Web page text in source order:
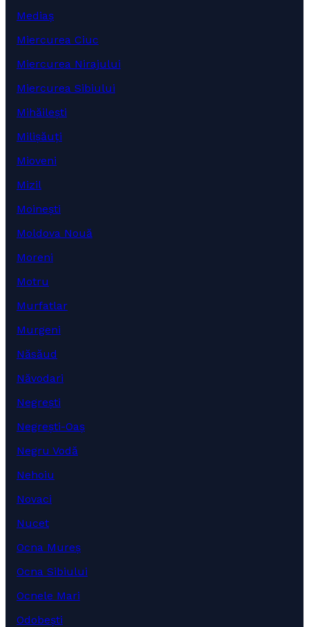
Mediaș
Miercurea Ciuc
Miercurea Nirajului
Miercurea Sibiului
Mihăilești
Milișăuți
Mioveni
Mizil
Moinești
Moldova Nouă
Moreni
Motru
Murfatlar
Murgeni
Năsăud
Năvodari
Negrești
Negrești-Oaș
Negru Vodă
Nehoiu
Novaci
Nucet
Ocna Mureș
Ocna Sibiului
Ocnele Mari
Odobești